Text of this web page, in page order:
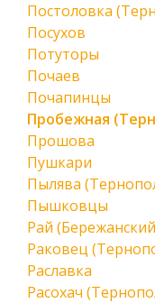
Постоловка
Посухов
Потуторы
Почаев
Почапинцы
Пробежная
Прошова
Пушкари
Пылява
Пышковцы
Рай
Раковец
Раславка
Расохач